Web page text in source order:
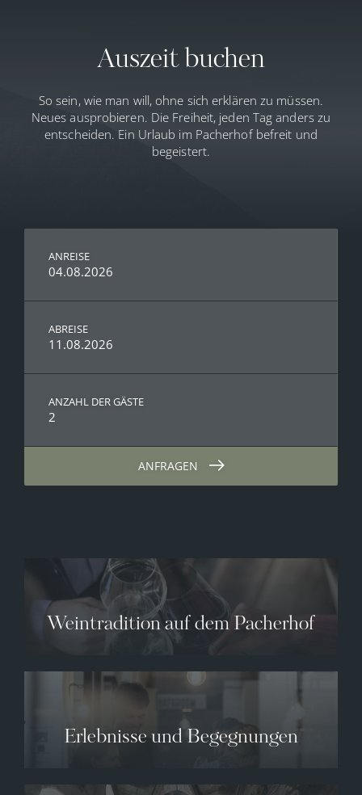
Auszeit buchen
So sein, wie man will, ohne sich erklären zu müssen.
Neues ausprobieren. Die Freiheit, jeden Tag anders zu
entscheiden. Ein Urlaub im Pacherhof befreit und
begeistert.
ANREISE
04.08.2026
ABREISE
11.08.2026
ANZAHL DER GÄSTE
2
ANFRAGEN
Weintradition auf dem Pacherhof
Erlebnisse und Begegnungen